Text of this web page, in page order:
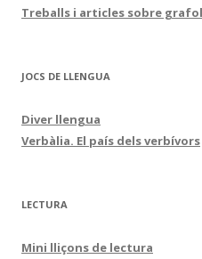
Treballs i articles sobre
JOCS DE LLENGUA
Diver llengua
Verbàlia. El país dels verbívors
LECTURA
Mini lliçons de lectura